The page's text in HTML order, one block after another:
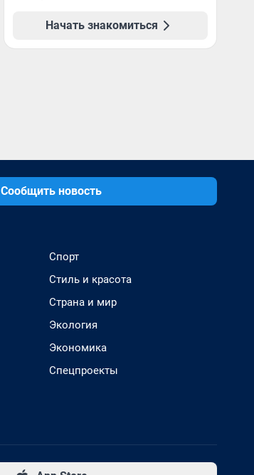
Начать знакомиться
Сообщить новость
Спорт
Стиль и красота
Страна и мир
Экология
Экономика
Спецпроекты